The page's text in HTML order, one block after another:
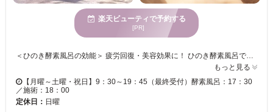
楽天ビューティで予約する
[PR]
＜ひのき酵素風呂の効能＞ 疲労回復・美容効果に！ ひのき酵素風呂では、体の芯まで温め自然治癒を高めることで、血液の循環を改善。 汗と共に不純物を流し、全身の毛穴が大きく開きます。その、大きく開いた毛穴から有効な酵素が体内に吸収されて行き、健康力と美容力のアップに◎ 自然発酵のチカラで温めたひのき酵素風呂ならではの落ち着く香り・発酵の温もり・フカフカの寝心地をお楽しみいただけます♪ よもぎ蒸しや、リンパドレナージュ、フットマッサージなどの多彩なメニューもご用意◎ 試しやすいトライアルコースもあるので、初めての方も気軽に立ち寄れます♪ 皆様のご来店心よりお待ちしております。
もっと見る
【月曜～土曜・祝日】9：30～19：45（最終受付）酵素風呂：17：30
／施術：18：00
定休日： 日曜